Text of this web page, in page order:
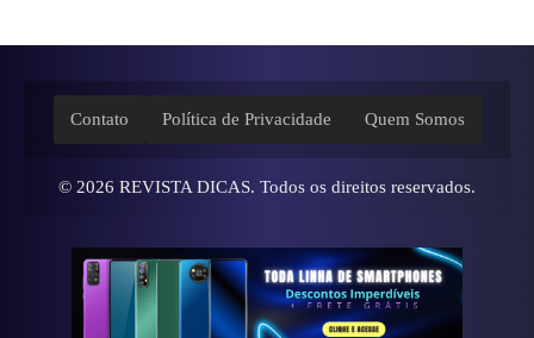
Contato Política de Privacidade Quem Somos
© 2026 REVISTA DICAS. Todos os direitos reservados.